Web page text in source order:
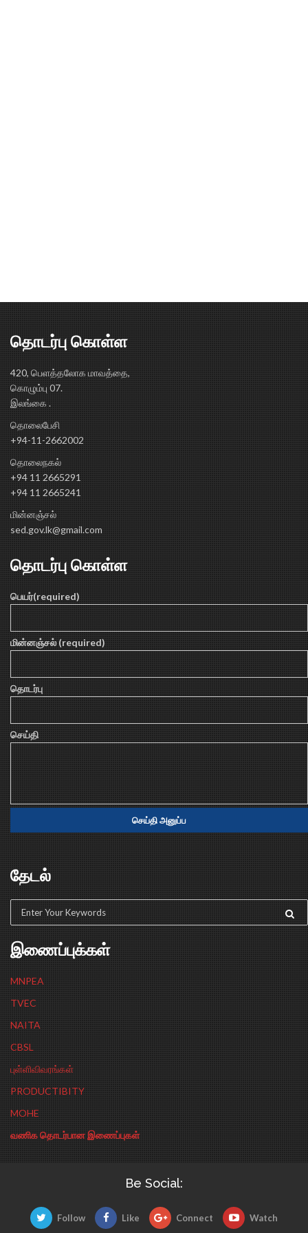
தொடர்பு கொள்ள
420, பெளத்தலோக மாவத்தை,
கொழும்பு 07.
இலங்கை .
தொலைபேசி
+94-11-2662002
தொலைநகல்
+94 11 2665291
+94 11 2665241
மின்னஞ்சல்
sed.gov.lk@gmail.com
தொடர்பு கொள்ள
பெயர்(required)
மின்னஞ்சல் (required)
தொடர்பு
செய்தி
தேடல்
இணைப்புக்கள்
MNPEA
TVEC
NAITA
CBSL
புள்ளிவிவரங்கள்
PRODUCTIBITY
MOHE
வணிக தொடர்பான இணைப்புகள்
Be Social:
Follow Like Connect Watch